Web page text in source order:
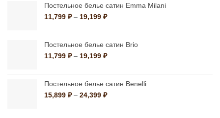
–
10,790 ₽
Постельное белье сатин Emma Milani
11,799 ₽ – 19,199 ₽Диапазон
–
19,199 ₽
Постельное белье сатин Brio
11,799 ₽ – 19,199 ₽Диапазон
–
19,199 ₽
Постельное белье сатин Benelli
15,899 ₽ – 24,399 ₽Диапазон